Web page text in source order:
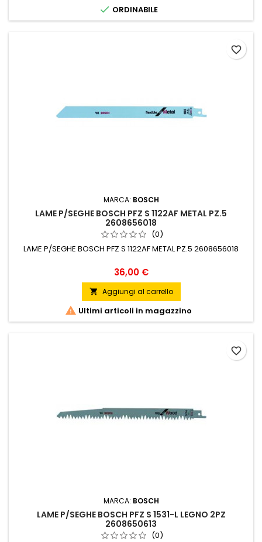
 ORDINABILE
MARCA: BOSCH
LAME P/SEGHE BOSCH PFZ S 1122AF METAL PZ.5
2608656018
(0)
LAME P/SEGHE BOSCH PFZ S 1122AF METAL PZ.5 2608656018
Prezzo
36,00 €
 Aggiungi al carrello
 Ultimi articoli in magazzino
favorite_border
MARCA: BOSCH
LAME P/SEGHE BOSCH PFZ S 1531-L LEGNO 2PZ
2608650613
(0)
favorite_border